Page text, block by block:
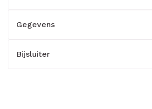
Gegevens
Bijsluiter